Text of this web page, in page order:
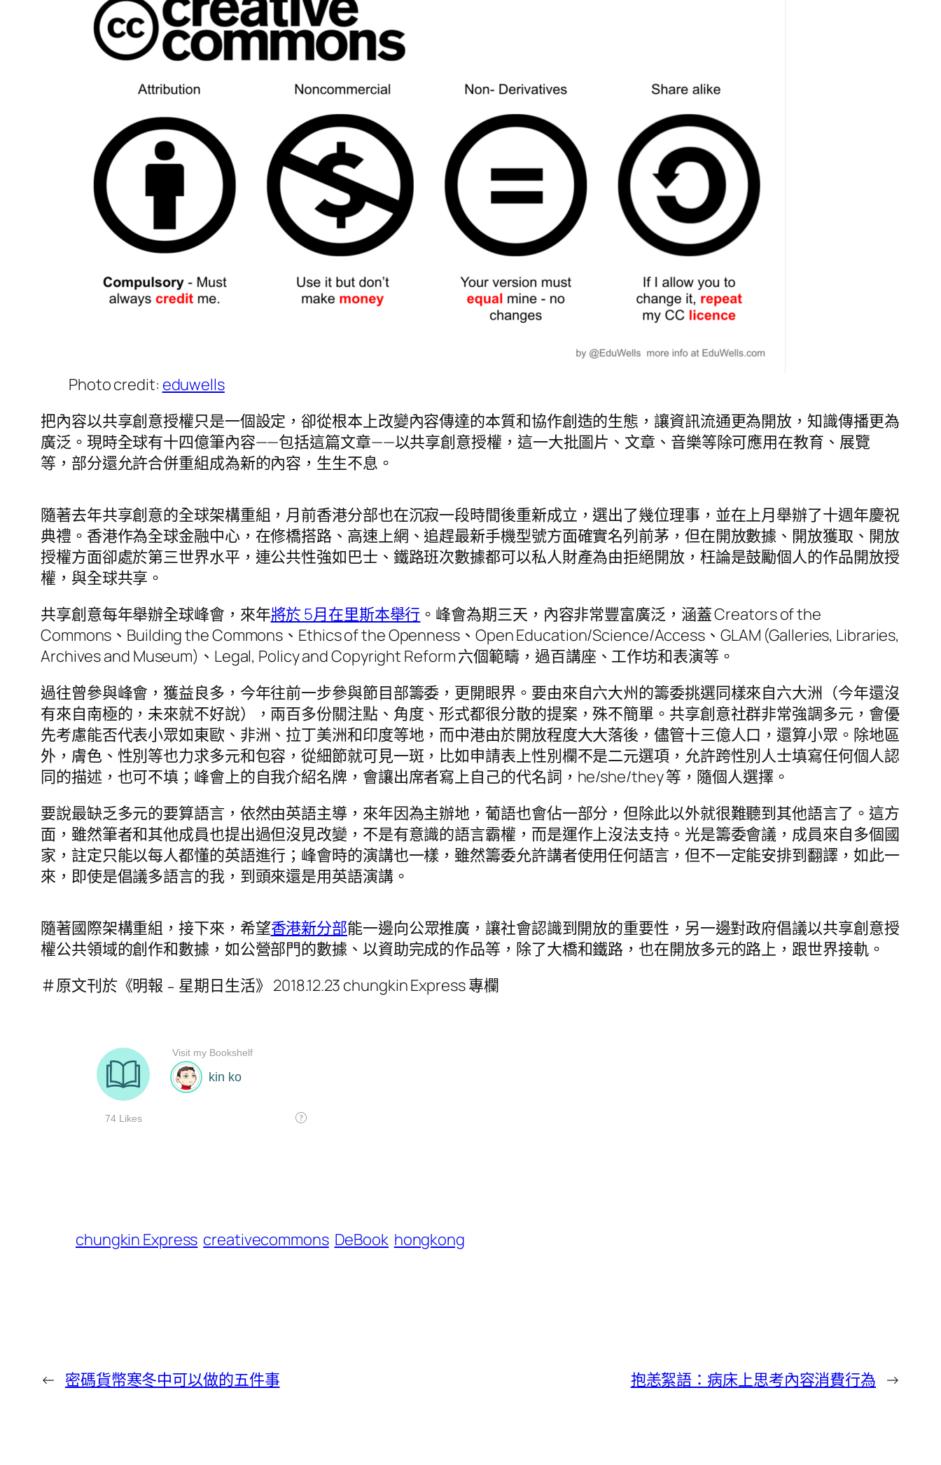
Photo credit: eduwells
把內容以共享創意授權只是一個設定，卻從根本上改變內容傳達的本質和協作創造的生態，讓資訊流通更為開放，知識傳播更為
廣泛。現時全球有十四億筆內容——包括這篇文章——以共享創意授權，這一大批圖片、文章、音樂等除可應用在教育、展覽
等，部分還允許合併重組成為新的內容，生生不息。
隨著去年共享創意的全球架構重組，月前香港分部也在沉寂一段時間後重新成立，選出了幾位理事，並在上月舉辦了十週年慶祝
典禮。香港作為全球金融中心，在修橋搭路、高速上網、追趕最新手機型號方面確實名列前茅，但在開放數據、開放獲取、開放
授權方面卻處於第三世界水平，連公共性強如巴士、鐵路班次數據都可以私人財產為由拒絕開放，枉論是鼓勵個人的作品開放授
權，與全球共享。
共享創意每年舉辦全球峰會，來年將於 5月在里斯本舉行 。峰會為期三天，內容非常豐富廣泛，涵蓋 Creators of the
Commons、Building the Commons、Ethics of the Openness、Open Education/Science/Access、GLAM (Galleries, Libraries,
Archives and Museum)、Legal, Policy and Copyright Reform 六個範疇，過百講座、工作坊和表演等。
過往曾參與峰會，獲益良多，今年往前一步參與節目部籌委，更開眼界。要由來自六大州的籌委挑選同樣來自六大洲（今年還沒
有來自南極的，未來就不好說），兩百多份關注點、角度、形式都很分散的提案，殊不簡單。共享創意社群非常強調多元，會優
先考慮能否代表小眾如東歐、非洲、拉丁美洲和印度等地，而中港由於開放程度大大落後，儘管十三億人口，還算小眾。除地區
外，膚色、性別等也力求多元和包容，從細節就可見一斑，比如申請表上性別欄不是二元選項，允許跨性別人士填寫任何個人認
同的描述，也可不填；峰會上的自我介紹名牌，會讓出席者寫上自己的代名詞，he/she/they 等，隨個人選擇。
要說最缺乏多元的要算語言，依然由英語主導，來年因為主辦地，葡語也會佔一部分，但除此以外就很難聽到其他語言了。這方
面，雖然筆者和其他成員也提出過但沒見改變，不是有意識的語言霸權，而是運作上沒法支持。光是籌委會議，成員來自多個國
家，註定只能以每人都懂的英語進行；峰會時的演講也一樣，雖然籌委允許講者使用任何語言，但不一定能安排到翻譯，如此一
來，即使是倡議多語言的我，到頭來還是用英語演講。
隨著國際架構重組，接下來，希望香港新分部能一邊向公眾推廣，讓社會認識到開放的重要性，另一邊對政府倡議以共享創意授
權公共領域的創作和數據，如公營部門的數據、以資助完成的作品等，除了大橋和鐵路，也在開放多元的路上，跟世界接軌。
＃原文刊於《明報﹣星期日生活》 2018.12.23 chungkin Express 專欄
chungkin Express creativecommons DeBook hongkong
← 密碼貨幣寒冬中可以做的五件事 抱恙絮語：病床上思考內容消費行為 →